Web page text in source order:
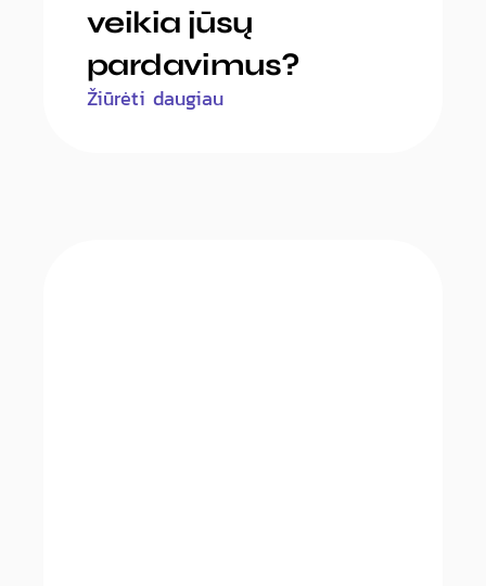
veikia jūsų
pardavimus?
Žiūrėti daugiau